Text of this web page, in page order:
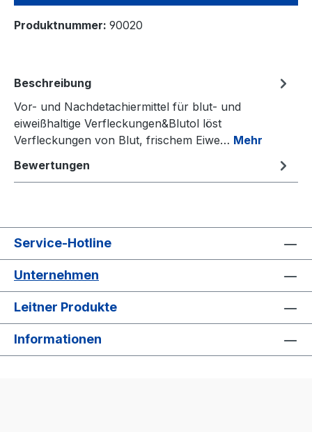
Produktnummer: 90020
Beschreibung
Vor- und Nachdetachiermittel für blut- und
eiweißhaltige Verfleckungen&Blutol löst
Verfleckungen von Blut, frischem Eiwe… Mehr
Bewertungen
Service-Hotline
Unternehmen
Leitner Produkte
Informationen